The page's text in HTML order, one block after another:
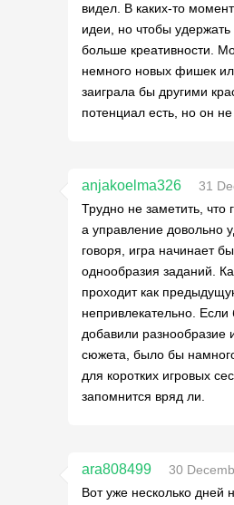
видел. В каких-то
идеи, но чтобы
больше креативности.
немного новых фишек
заиграла бы другими
потенциал есть, но он
anjakoelma326
31
Трудно не заметить, что
а управление довольно
говоря, игра начинает
однообразия заданий.
проходит как
непривлекательно. Если
добавили разнообразие
сюжета, было бы
для коротких игровых
запомнится вряд ли.
ara808499
30
Вот уже несколько дней